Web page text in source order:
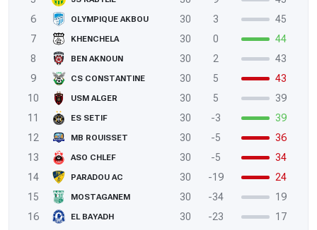
6
OLYMPIQUE AKBOU 30 3
45
7
KHENCHELA 30 0
44
8
BEN AKNOUN 30 2
43
9
CS CONSTANTINE 30 5
43
10
USM ALGER 30 5
39
11
ES SETIF 30 -3
39
12
MB ROUISSET 30 -5
36
13
ASO CHLEF 30 -5
34
14
PARADOU AC 30 -19
24
15
MOSTAGANEM 30 -34
19
16
EL BAYADH 30 -23 17